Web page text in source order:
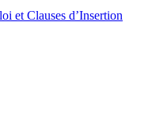
et Clauses d’Insertion